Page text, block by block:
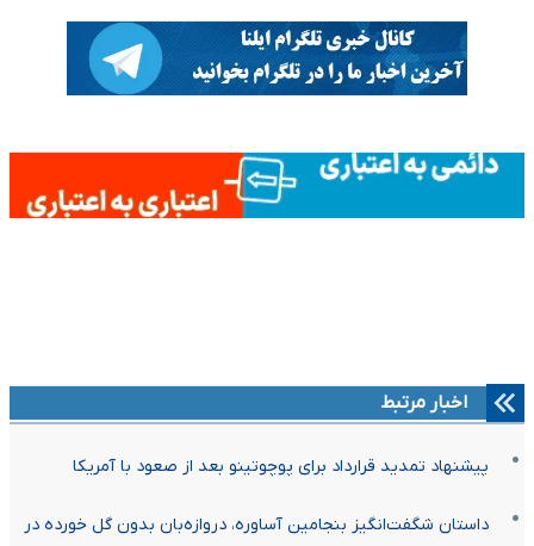
اخبار مرتبط
پیشنهاد تمدید قرارداد برای پوچوتینو بعد از صعود با آمریکا
داستان شگفت‌انگیز بنجامین آساوره، دروازه‌بان بدون گل خورده در